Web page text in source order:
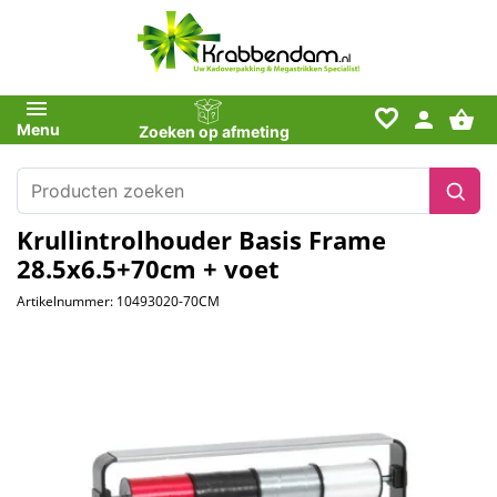
Menu Zoeken op afmeting favorite_border
Krullintrolhouder Basis Frame
28.5x6.5+70cm + voet
Artikelnummer: 10493020-70CM